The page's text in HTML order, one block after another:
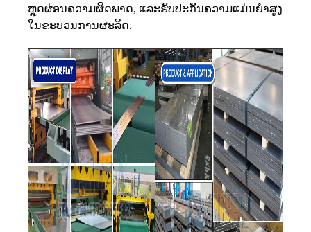
ຫຼຸດຜ່ອນຄວາມຜິດພາດ, ແລະຮັບປະກັນຄວາມແມ່ນຍໍາສູງ
ໃນຂະບວນການຜະລິດ.